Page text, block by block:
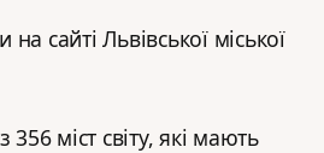
сайті Львівської міської
356 міст світу, які мають